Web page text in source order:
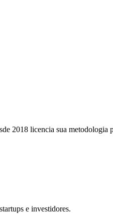
2018 licencia sua metodologia
e investidores.